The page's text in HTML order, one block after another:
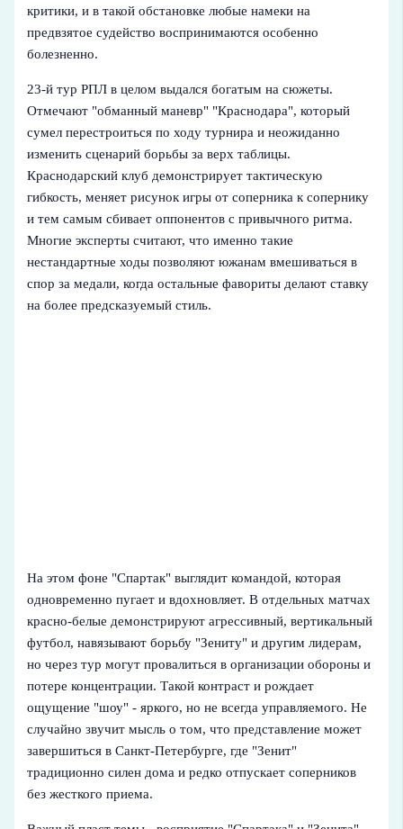
критики, и в такой обстановке любые намеки на
предвзятое судейство воспринимаются особенно
болезненно.
23‑й тур РПЛ в целом выдался богатым на сюжеты.
Отмечают "обманный маневр" "Краснодара", который
сумел перестроиться по ходу турнира и неожиданно
изменить сценарий борьбы за верх таблицы.
Краснодарский клуб демонстрирует тактическую
гибкость, меняет рисунок игры от соперника к сопернику
и тем самым сбивает оппонентов с привычного ритма.
Многие эксперты считают, что именно такие
нестандартные ходы позволяют южанам вмешиваться в
спор за медали, когда остальные фавориты делают ставку
на более предсказуемый стиль.
На этом фоне "Спартак" выглядит командой, которая
одновременно пугает и вдохновляет. В отдельных матчах
красно‑белые демонстрируют агрессивный, вертикальный
футбол, навязывают борьбу "Зениту" и другим лидерам,
но через тур могут провалиться в организации обороны и
потере концентрации. Такой контраст и рождает
ощущение "шоу" - яркого, но не всегда управляемого. Не
случайно звучит мысль о том, что представление может
завершиться в Санкт‑Петербурге, где "Зенит"
традиционно силен дома и редко отпускает соперников
без жесткого приема.